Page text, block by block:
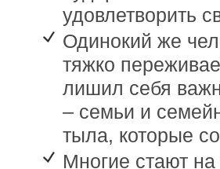
удовлетворить
Одинокий же
тяжко
лишил себя
– семьи и
тыла, которые
Многие стают